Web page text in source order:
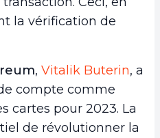
la vérification de
, Vitalik Buterin, a
compte comme
cartes pour 2023. La
de révolutionner la